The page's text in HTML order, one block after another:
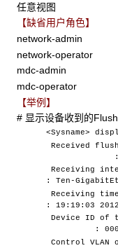
任意视图
【缺省用户角色】
network-admin
network-operator
mdc-admin
mdc-operator
【举例】
# 显示设备收到的Flush
<Sysname>
:
Receiving
: Ten-
Receiving
: 19:19:03
Device ID
: 000f-
Control